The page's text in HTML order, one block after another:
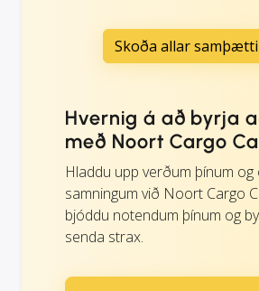
Skoða allar
Hvernig á að byrja
með Noort Cargo
Hladdu upp verðum þínum
samningum við Noort Cargo
bjóddu notendum þínum og
senda strax.